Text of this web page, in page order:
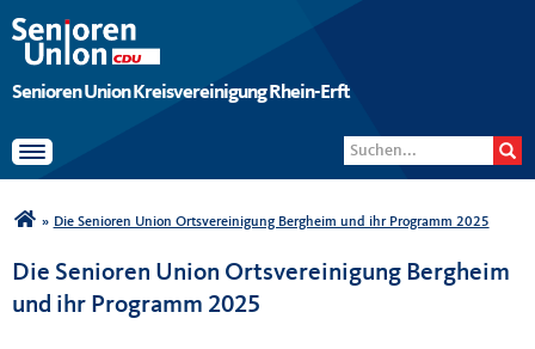
Senioren Union Kreisvereinigung Rhein-Erft
Suchformular
Suche
Toggle navigation
Sie sind hier
» Die Senioren Union Ortsvereinigung Bergheim und ihr Programm 2025
Die Senioren Union Ortsvereinigung Bergheim
und ihr Programm 2025